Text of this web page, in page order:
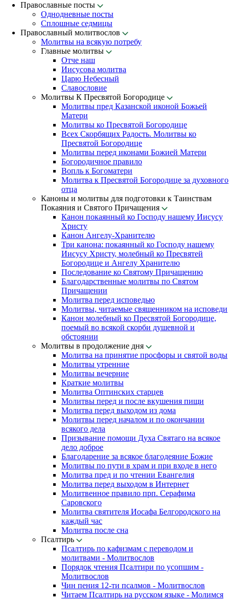
Православные посты
Однодневные посты
Сплошные седмицы
Православный молитвослов
Молитвы на всякую потребу
Главные молитвы
Отче наш
Иисусова молитва
Царю Небесный
Славословие
Молитвы К Пресвятой Богородице
Молитвы пред Казанской иконой Божьей
Матери
Молитвы ко Пресвятой Богородице
Всех Скорбящих Радость. Молитвы ко
Пресвятой Богородице
Молитвы перед иконами Божией Матери
Богородичное правило
Вопль к Богоматери
Молитва к Пресвятой Богородице за духовного
отца
Каноны и молитвы для подготовки к Таинствам
Покаяния и Святого Причащения
Канон покаянный ко Господу нашему Иисусу
Христу
Канон Ангелу-Хранителю
Три канона: покаянный ко Господу нашему
Иисусу Христу, молебный ко Пресвятей
Богородице и Ангелу Хранителю
Последование ко Святому Причащению
Благодарственные молитвы по Святом
Причащении
Молитва перед исповедью
Молитвы, читаемые священником на исповеди
Канон молебный ко Пресвятой Богородице,
поемый во всякой скорби душевной и
обстоянии
Молитвы в продолжение дня
Молитва на принятие просфоры и святой воды
Молитвы утренние
Молитвы вечерние
Краткие молитвы
Молитва Оптинских старцев
Молитвы перед и после вкушения пищи
Молитва перед выходом из дома
Молитвы перед началом и по окончании
всякого дела
Призывание помощи Духа Святаго на всякое
дело доброе
Благодарение за всякое благодеяние Божие
Молитвы по пути в храм и при входе в него
Молитва пред и по чтении Евангелия
Молитва перед выходом в Интернет
Молитвенное правило прп. Серафима
Саровского
Молитва святителя Иосафа Белгородского на
каждый час
Молитва после сна
Псалтирь
Псалтирь по кафизмам с переводом и
молитвами - Молитвослов
Порядок чтения Псалтири по усопшим -
Молитвослов
Чин пения 12-ти псалмов - Молитвослов
Читаем Псалтирь на русском языке - Молимся